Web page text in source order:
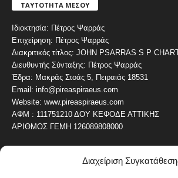
Διαχείριση
ΤΑΥΤΟΤΗΤΑ ΜΕΣΟΥ
Ιδιοκτησία: Πέτρος Ψαρράς
Επιχείρηση: Πέτρος Ψαρράς
Διακριτικός τίτλος: JOHN PSARRAS S P
Διευθυντής Σύνταξης: Πέτρος Ψαρράς
Έδρα: Μακράς Στοάς 5, Πειραιάς 18531
Email: info@pireaspiraeus.com
Website: www.pireaspiraeus.com
ΑΦΜ : 111751210 ΔΟΥ ΚΕΦΟΔΕ ΑΤΤΙΚΗΣ
ΑΡΙΘΜΟΣ ΓΕΜΗ 126089808000
ΔΗΜΟΦΙΛΗ ΚΑΤΗΓΟΡΙΑ